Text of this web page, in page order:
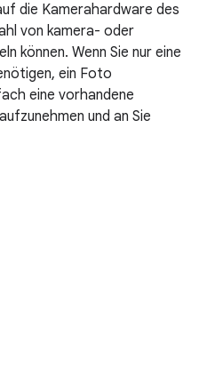
die Kamerahardware des
von kamera- oder
können. Wenn Sie nur eine
ein Foto
eine vorhandene
und an Sie